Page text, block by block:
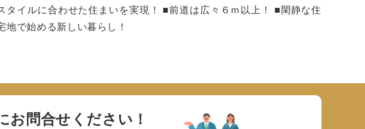
タイルに合わせた住まいを実現！ ■前道は広々６ｍ以上！ ■閑静な住
地で始める新しい暮らし！
お問合せください！